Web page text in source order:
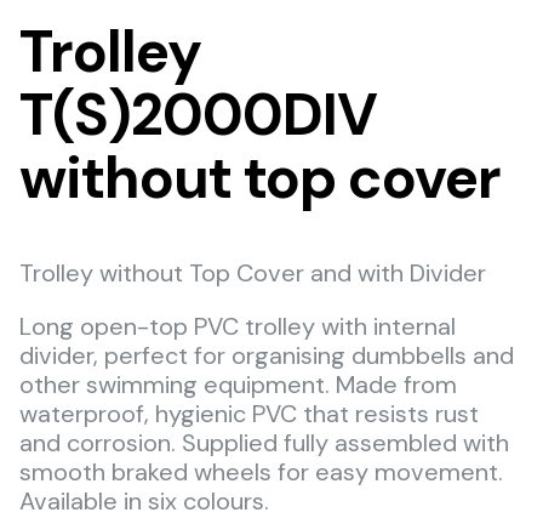
Trolley
T(S)2000DIV
without top cover
Trolley without Top Cover and with Divider
Long open-top PVC trolley with internal
divider, perfect for organising dumbbells and
other swimming equipment. Made from
waterproof, hygienic PVC that resists rust
and corrosion. Supplied fully assembled with
smooth braked wheels for easy movement.
Available in six colours.